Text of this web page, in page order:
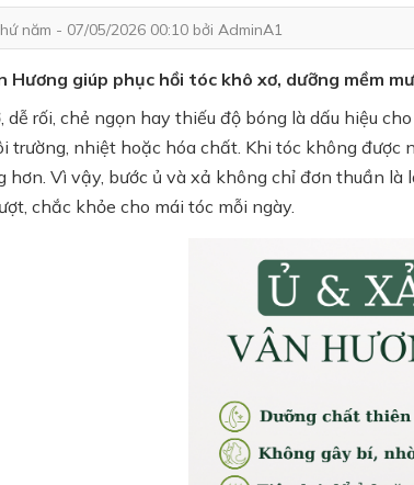
năm - 07/05/2026 00:10 bởi AdminA1
Hương giúp phục hồi tóc khô xơ, dưỡng mềm
dễ rối, chẻ ngọn hay thiếu độ bóng là dấu hiệu
trường, nhiệt hoặc hóa chất. Khi tóc không được
hơn. Vì vậy, bước ủ và xả không chỉ đơn thuần
chắc khỏe cho mái tóc mỗi ngày.